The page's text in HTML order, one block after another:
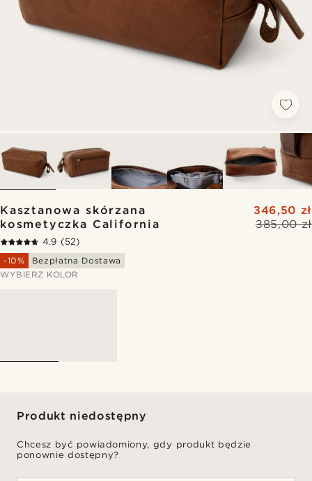
Kasztanowa skórzana
kosmetyczka California
385,00 zł
346,50 zł
4.9 (52)
-10%
Bezpłatna Dostawa
WYBIERZ KOLOR
Produkt niedostępny
Chcesz być powiadomiony, gdy produkt będzie
ponownie dostępny?